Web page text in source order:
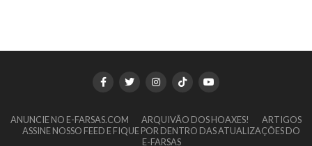
ANUNCIE NO E-FARSAS.COM ARQUIVÃO DOS HOAXES!
ARTIGOS
ASSINE NOSSO FEED E FIQUE POR DENTRO DAS ATUALIZAÇÕES DO
E-FARSAS